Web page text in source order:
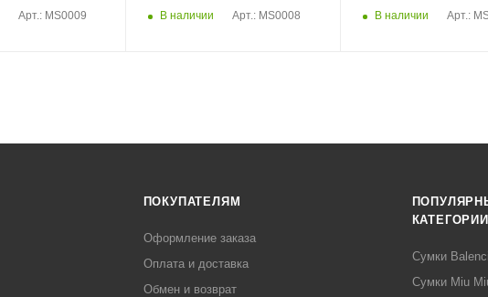
Арт.: MS0009 В наличии Арт.: MS0008 В наличии Арт.:
ПОКУПАТЕЛЯМ
Оформление заказа
Оплата и доставка
Обмен и возврат
КАТЕГОРИИ
Сумки
Сумки Miu